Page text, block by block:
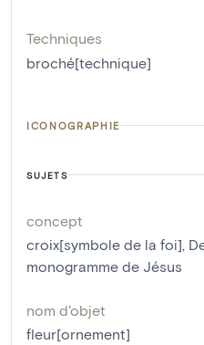
Techniques
broché[technique]
ICONOGRAPHIE
SUJETS
concept
croix[symbole de la foi]
monogramme de Jésus
nom d'objet
fleur[ornement]